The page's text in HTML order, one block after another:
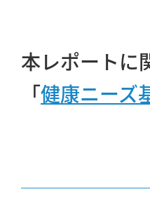
本レポートに
「健康ニーズ